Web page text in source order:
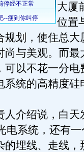
大厦
位置
划，使住总大
尚与美观。而最
以不花一分电
系统的高精度硅
介绍说，白天
电系统，还有
的埋线、走线，